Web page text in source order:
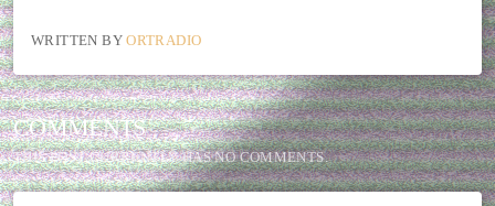
WRITTEN BYORTRADIO
COMMENTS
THIS POST CURRENTLY HAS NO COMMENTS.